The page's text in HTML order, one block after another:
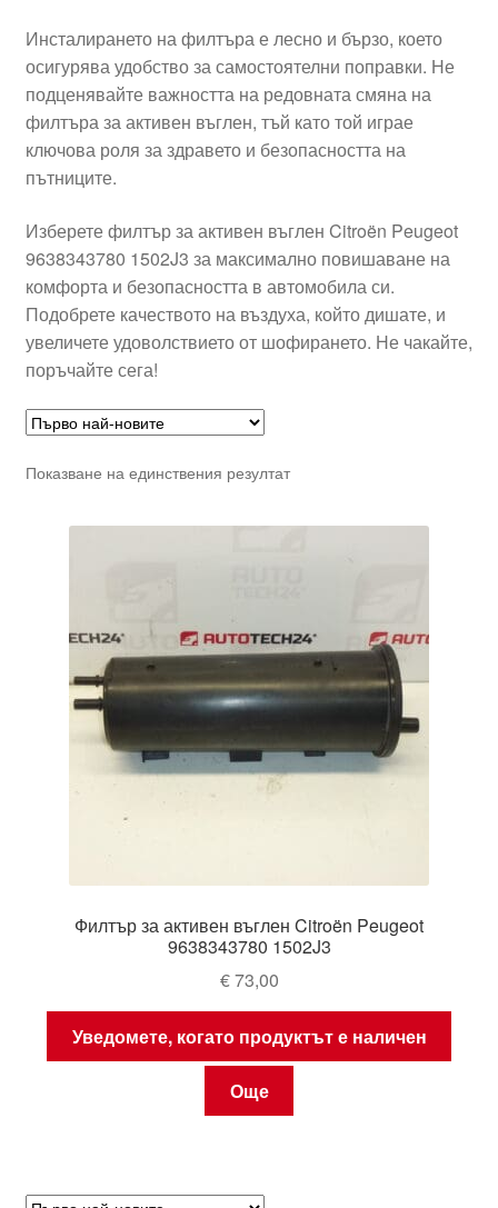
Транспорт
Инсталирането на филтъра е лесно и бързо, което
осигурява удобство за самостоятелни поправки. Не
подценявайте важността на редовната смяна на
филтъра за активен въглен, тъй като той играе
ключова роля за здравето и безопасността на
пътниците.
Изберете филтър за активен въглен Citroën Peugeot
9638343780 1502J3 за максимално повишаване на
комфорта и безопасността в автомобила си.
Подобрете качеството на въздуха, който дишате, и
увеличете удоволствието от шофирането. Не чакайте,
поръчайте сега!
Показване на единствения резултат
Филтър за активен въглен Citroën Peugeot
9638343780 1502J3
€73,00
Уведомете, когато продуктът е наличен
Още